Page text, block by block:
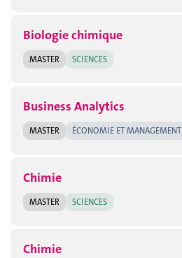
Biologie chimique
MASTER SCIENCES
Business Analytics
MASTER ÉCONOMIE ET MANAGEMENT
Chimie
MASTER SCIENCES
Chimie